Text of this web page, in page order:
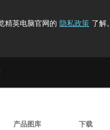
精英电脑官网的 隐私政策 了解。
产品图库 下载